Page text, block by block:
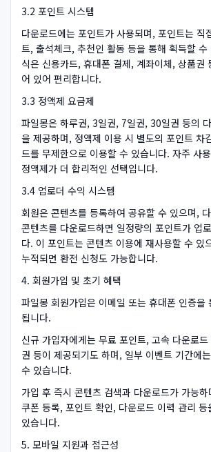
3.2 포인트 시스템
다운로드에는 포인트가 사용되며, 포인트는 직
트, 출석체크, 추천인 활동 등을 통해 획득할
식은 신용카드, 휴대폰 결제, 계좌이체, 상품권
어 있어 편리합니다.
3.3 정액제 요금제
파일몽은 하루권, 3일권, 7일권, 30일권 등의
을 제공하며, 정액제 이용 시 별도의 포인트 차
드를 무제한으로 이용할 수 있습니다. 자주 사
정액제가 더 합리적인 선택입니다.
3.4 업로더 수익 시스템
회원은 콘텐츠를 등록하여 공유할 수 있으며,
콘텐츠를 다운로드하면 일정량의 포인트가 업
다. 이 포인트는 콘텐츠 이용에 재사용할 수 있
누적되면 환전 신청도 가능합니다.
4. 회원가입 및 초기 혜택
파일몽 회원가입은 이메일 또는 휴대폰 인증을
됩니다.
신규 가입자에게는 무료 포인트, 고속 다운로
권 등이 제공되기도 하며, 일부 이벤트 기간에
수 있습니다.
가입 후 즉시 콘텐츠 검색과 다운로드가 가능
쿠폰 등록, 포인트 확인, 다운로드 이력 관리
있습니다.
5. 모바일 지원과 접근성